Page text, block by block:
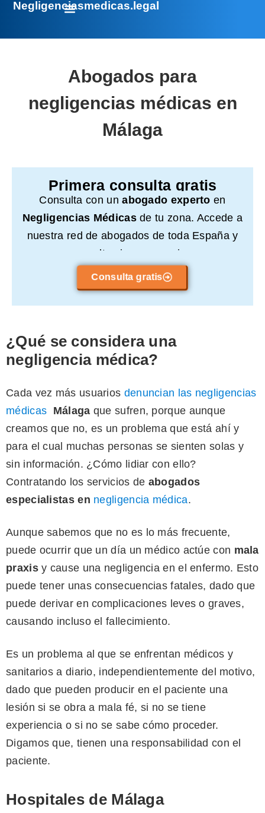
Negligenciasmedicas.legal
Abogados para
negligencias médicas en
Málaga
Primera consulta gratis
Consulta con unabogado experto en
Negligencias Médicasde tu zona. Accede a
nuestra red de abogados de toda España y
consulta sin compromiso.
Consulta gratis
¿Qué se considera una
negligencia médica?
Cada vez más usuarios denuncian las negligencias
médicas Málaga que sufren, porque aunque
creamos que no, es un problema que está ahí y
para el cual muchas personas se sienten solas y
sin información. ¿Cómo lidiar con ello?
Contratando los servicios de abogados
especialistas en negligencia médica.
Aunque sabemos que no es lo más frecuente,
puede ocurrir que un día un médico actúe con mala
praxisy cause una negligencia en el enfermo. Esto
puede tener unas consecuencias fatales, dado que
puede derivar en complicaciones leves o graves,
causando incluso el fallecimiento.
Es un problema al que se enfrentan médicos y
sanitarios a diario, independientemente del motivo,
dado que pueden producir en el paciente una
lesión si se obra a mala fé, si no se tiene
experiencia o si no se sabe cómo proceder.
Digamos que, tienen una responsabilidad con el
paciente.
Hospitales de Málaga